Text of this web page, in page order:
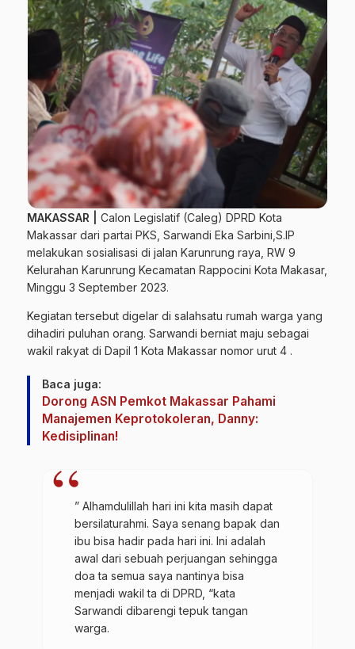
MAKASSAR |
Calon Legislatif (Caleg) DPRD Kota
Makassar dari partai PKS, Sarwandi Eka Sarbini,S.IP
melakukan sosialisasi di jalan Karunrung raya, RW 9
Kelurahan Karunrung Kecamatan Rappocini Kota Makasar,
Minggu 3 September 2023.
Kegiatan tersebut digelar di salahsatu rumah warga yang
dihadiri puluhan orang. Sarwandi berniat maju sebagai
wakil rakyat di Dapil 1 Kota Makassar nomor urut 4 .
Baca juga:
Dorong ASN Pemkot Makassar Pahami
Manajemen Keprotokoleran, Danny:
Kedisiplinan!
” Alhamdulillah hari ini kita masih dapat
bersilaturahmi. Saya senang bapak dan
ibu bisa hadir pada hari ini. Ini adalah
awal dari sebuah perjuangan sehingga
doa ta semua saya nantinya bisa
menjadi wakil ta di DPRD, “kata
Sarwandi dibarengi tepuk tangan
warga.